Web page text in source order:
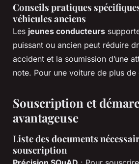
Conseils pratiques
véhicules anciens
Les jeunes conducteurs
puissant ou ancien peut réduire
accident et la soumission d’une
note. Pour une voiture de plus
Souscription et
avantageuse
Liste des documents
souscription